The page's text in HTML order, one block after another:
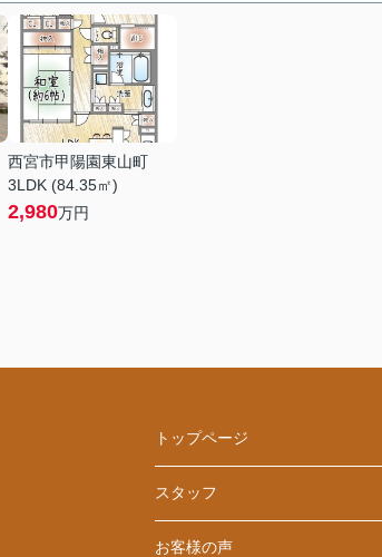
西宮市甲陽園東山町
3LDK (84.35㎡)
2,980万円
トップページ
スタッフ
お客様の声